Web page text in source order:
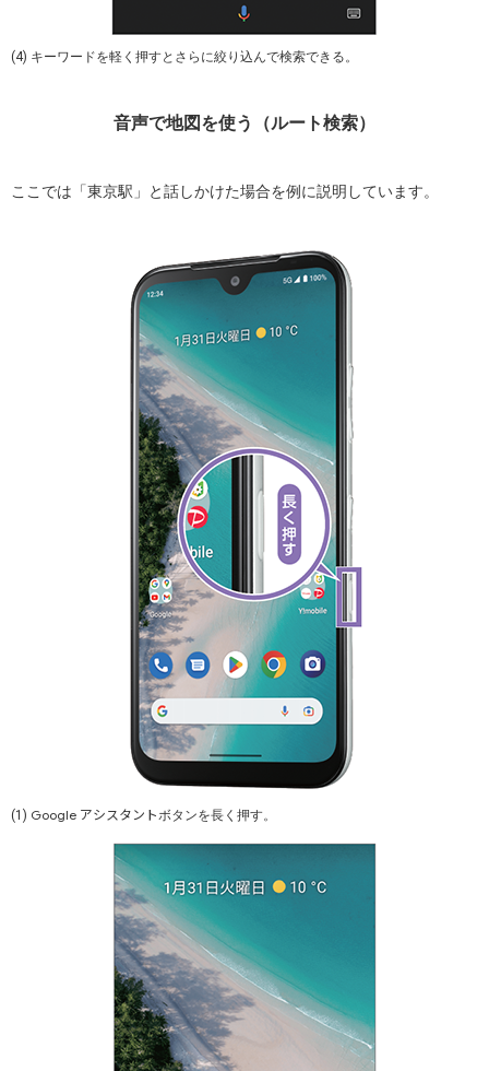
(4) キーワードを軽く押すとさらに絞り込んで検索できる。
音声で地図を使う（ルート検索）
ここでは「東京駅」と話しかけた場合を例に説明しています。
(1) Google アシスタントボタンを長く押す。